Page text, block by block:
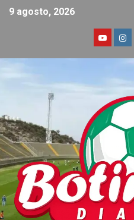
9 agosto, 2026